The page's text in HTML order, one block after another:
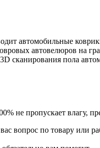
автомобильные
автовелюров на
сканирования пола
не пропускает влагу,
вопрос по товару или